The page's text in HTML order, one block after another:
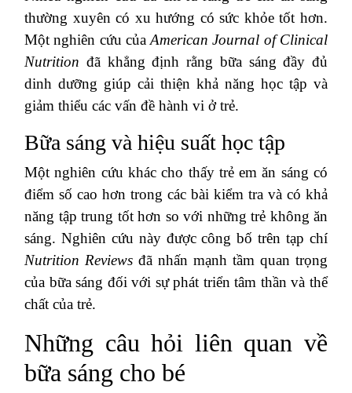
thường xuyên có xu hướng có sức khỏe tốt hơn.
Một nghiên cứu củaAmerican Journal of Clinical
Nutrition đã khẳng định rằng bữa sáng đầy đủ
dinh dưỡng giúp cải thiện khả năng học tập và
giảm thiểu các vấn đề hành vi ở trẻ.
Bữa sáng và hiệu suất học tập
Một nghiên cứu khác cho thấy trẻ em ăn sáng có
điểm số cao hơn trong các bài kiểm tra và có khả
năng tập trung tốt hơn so với những trẻ không ăn
sáng. Nghiên cứu này được công bố trên tạp chí
Nutrition Reviews đã nhấn mạnh tầm quan trọng
của bữa sáng đối với sự phát triển tâm thần và thể
chất của trẻ.
Những câu hỏi liên quan về
bữa sáng cho bé